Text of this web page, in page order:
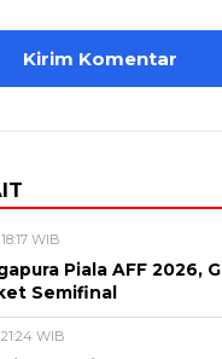
WIB
Piala AFF 2026,
Semifinal
WIB